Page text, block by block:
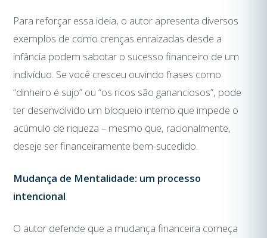
Para reforçar essa ideia, o autor apresenta diversos
exemplos de como crenças enraizadas desde a
infância podem sabotar o sucesso financeiro de um
indivíduo. Se você cresceu ouvindo frases como
“dinheiro é sujo” ou “os ricos são gananciosos”, pode
ter desenvolvido um bloqueio interno que impede o
acúmulo de riqueza – mesmo que, racionalmente,
deseje ser financeiramente bem-sucedido.
Mudança de Mentalidade: um processo
intencional
O autor defende que a mudança financeira começa